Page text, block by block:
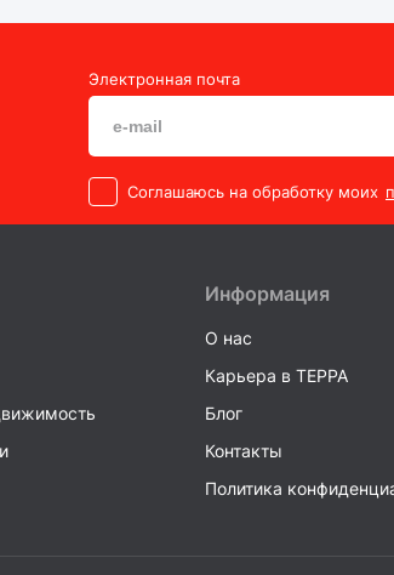
Электронная почта
Cоглашаюсь на обработку моих
Информация
О нас
Карьера в TEPPA
Блог
Контакты
Политика